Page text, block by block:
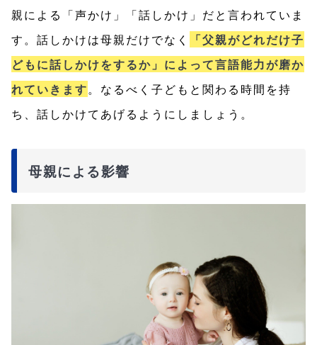
親による「声かけ」「話しかけ」だと言われていま
す。話しかけは母親だけでなく
「父親がどれだけ子
どもに話しかけをするか」によって言語能力が磨か
れていきます。なるべく子どもと関わる時間を持
ち、話しかけてあげるようにしましょう。
母親による影響